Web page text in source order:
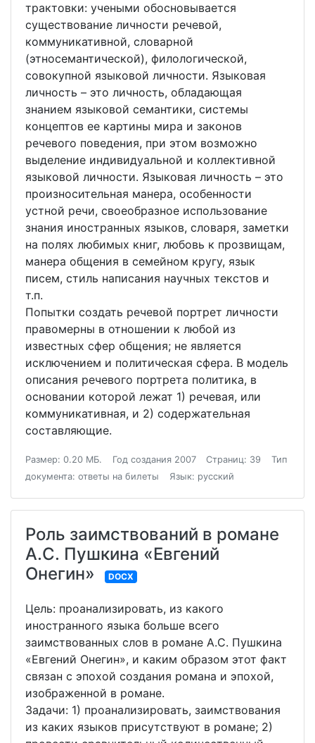
трактовки: учеными обосновывается
существование личности речевой,
коммуникативной, словарной
(этносемантической), филологической,
совокупной языковой личности. Языковая
личность – это личность, обладающая
знанием языковой семантики, системы
концептов ее картины мира и законов
речевого поведения, при этом возможно
выделение индивидуальной и коллективной
языковой личности. Языковая личность – это
произносительная манера, особенности
устной речи, своеобразное использование
знания иностранных языков, словаря, заметки
на полях любимых книг, любовь к прозвищам,
манера общения в семейном кругу, язык
писем, стиль написания научных текстов и
т.п.
Попытки создать речевой портрет личности
правомерны в отношении к любой из
известных сфер общения; не является
исключением и политическая сфера. В модель
описания речевого портрета политика, в
основании которой лежат 1) речевая, или
коммуникативная, и 2) содержательная
составляющие.
Размер: 0.20 МБ. Год создания 2007 Страниц: 39
Тип
документа: ответы на билеты
Язык: русский
Роль заимствований в романе
А.С. Пушкина «Евгений
Онегин»
DOCX
Цель: проанализировать, из какого
иностранного языка больше всего
заимствованных слов в романе А.С. Пушкина
«Евгений Онегин», и каким образом этот факт
связан с эпохой создания романа и эпохой,
изображенной в романе.
Задачи: 1) проанализировать, заимствования
из каких языков присутствуют в романе; 2)